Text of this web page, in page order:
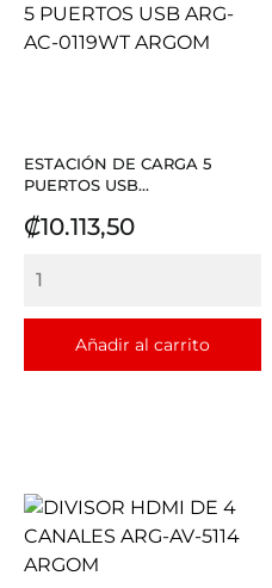
ESTACIÓN DE CARGA 5
PUERTOS USB...
Precio
₡10.113,50
Añadir al carrito